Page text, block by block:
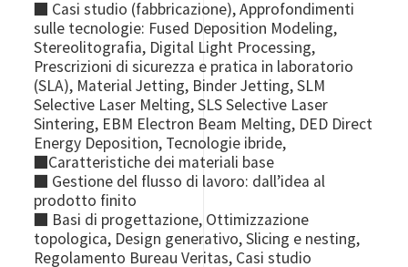
■ Casi studio (fabbricazione), Approfondimenti
sulle tecnologie: Fused Deposition Modeling,
Stereolitografia, Digital Light Processing,
Prescrizioni di sicurezza e pratica in laboratorio
(SLA), Material Jetting, Binder Jetting, SLM
Selective Laser Melting, SLS Selective Laser
Sintering, EBM Electron Beam Melting, DED Direct
Energy Deposition, Tecnologie ibride,
■Caratteristiche dei materiali base
■ Gestione del flusso di lavoro: dall’idea al
prodotto finito
■ Basi di progettazione, Ottimizzazione
topologica, Design generativo, Slicing e nesting,
Regolamento Bureau Veritas, Casi studio